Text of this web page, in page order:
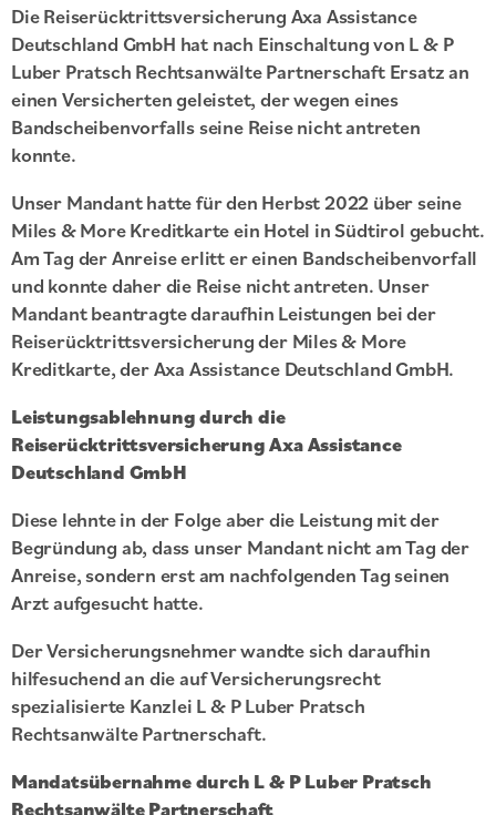
Die Reiserücktrittsversicherung Axa Assistance
Deutschland GmbH hat nach Einschaltung von L & P
Luber Pratsch Rechtsanwälte Partnerschaft Ersatz an
einen Versicherten geleistet, der wegen eines
Bandscheibenvorfalls seine Reise nicht antreten
konnte.
Unser Mandant hatte für den Herbst 2022 über seine
Miles & More Kreditkarte ein Hotel in Südtirol gebucht.
Am Tag der Anreise erlitt er einen Bandscheibenvorfall
und konnte daher die Reise nicht antreten. Unser
Mandant beantragte daraufhin Leistungen bei der
Reiserücktrittsversicherung der Miles & More
Kreditkarte, der Axa Assistance Deutschland GmbH.
Leistungsablehnung durch die
Reiserücktrittsversicherung Axa Assistance
Deutschland GmbH
Diese lehnte in der Folge aber die Leistung mit der
Begründung ab, dass unser Mandant nicht am Tag der
Anreise, sondern erst am nachfolgenden Tag seinen
Arzt aufgesucht hatte.
Der Versicherungsnehmer wandte sich daraufhin
hilfesuchend an die auf Versicherungsrecht
spezialisierte Kanzlei L & P Luber Pratsch
Rechtsanwälte Partnerschaft.
Mandatsübernahme durch L & P Luber Pratsch
Rechtsanwälte Partnerschaft